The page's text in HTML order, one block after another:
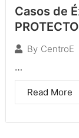
Casos de
By CentroE
…
Read More